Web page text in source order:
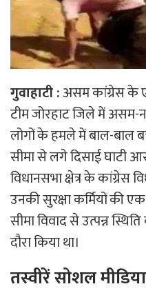
गुवाहाटी :असम कांग्रेस के
टीम जोरहाट जिले में असम-
लोगों के हमले में बाल-बाल
सीमा से लगे दिसाई घाटी
विधानसभा क्षेत्र के कांग्रेस
उनकी सुरक्षा कर्मियों की
सीमा विवाद से उत्पन्न
दौरा किया था।
तस्वीरें सोशल